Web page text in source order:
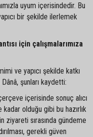
uyum içerisindedir. Bu
bir şekilde ilerlemek
için çalışmalarımıza
ve yapıcı şekilde katkı
şunları kaydetti:
içerisinde sonuç alıcı
olduğu gibi bu hazırlık
ziyareti sırasında gündeme
gerekli güven